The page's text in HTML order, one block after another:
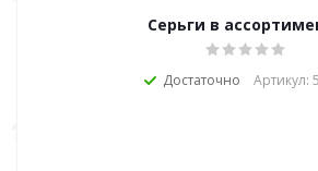
Серьги в
Достаточно Артикул: